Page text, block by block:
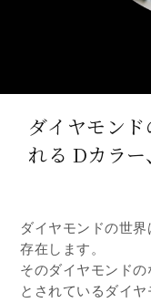
ダイヤモン
れる Dカラ
ダイヤモンドの世
存在します。
そのダイヤモンド
とされているダイ